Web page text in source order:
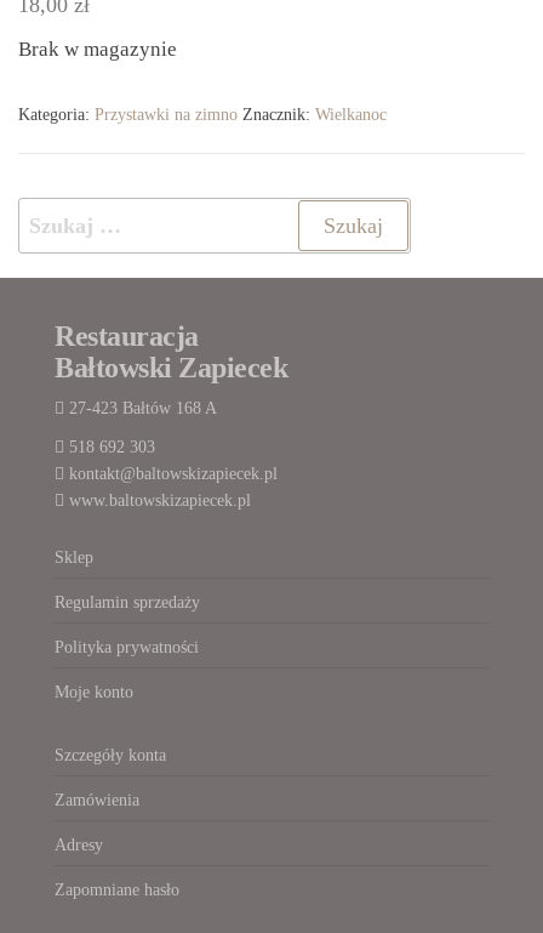
Brak w magazynie
Kategoria: Przystawki na zimno Znacznik: Wielkanoc
Szukaj:
Restauracja
Bałtowski Zapiecek
27-423 Bałtów 168 A
518 692 303
kontakt@baltowskizapiecek.pl
www.baltowskizapiecek.pl
Sklep
Regulamin sprzedaży
Polityka prywatności
Moje konto
Szczegóły konta
Zamówienia
Adresy
Zapomniane hasło